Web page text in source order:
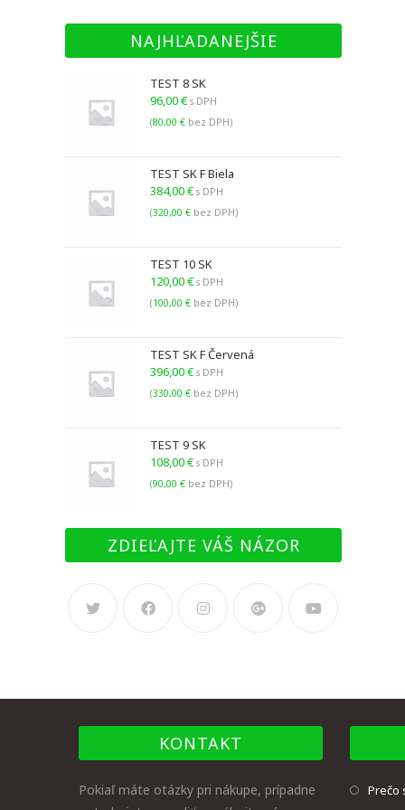
NAJHĽADANEJŠIE
TEST 8 SK
96,00€ s DPH
(80,00 € bez DPH)
TEST SK F Biela
384,00€ s DPH
(320,00 € bez DPH)
TEST 10 SK
120,00€ s DPH
(100,00 € bez DPH)
TEST SK F Červená
396,00€ s DPH
(330,00 € bez DPH)
TEST 9 SK
108,00€ s DPH
(90,00 € bez DPH)
ZDIEĽAJTE VÁŠ NÁZOR
KONTAKT
Pokiaľ máte otázky pri nákupe, prípadne
Prečo